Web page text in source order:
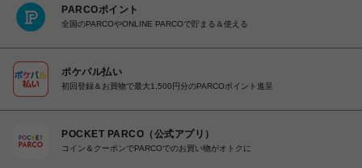
PARCOポイント
全国のPARCOやONLINE PARCOで貯まる＆使える
ポケパル払い
初回登録＆お買物で最大1,500円分のPARCOポイント進呈
POCKET PARCO（公式アプリ）
コイン＆クーポンでPARCOでのお買い物がオトクに